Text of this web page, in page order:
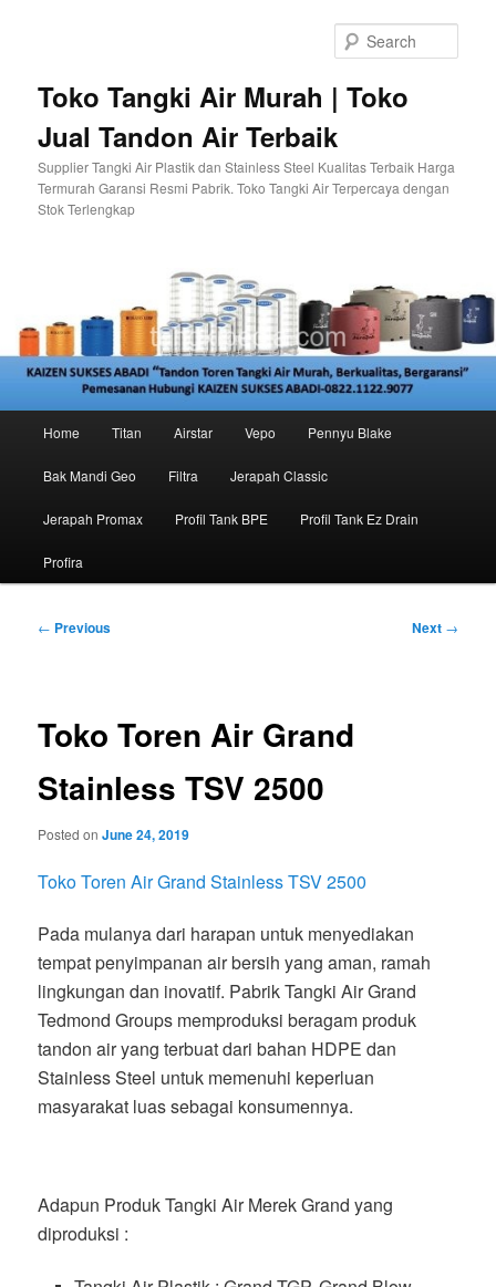
Toko Tangki Air Murah | Toko
Jual Tandon Air Terbaik
Supplier Tangki Air Plastik dan Stainless Steel Kualitas Terbaik Harga
Termurah Garansi Resmi Pabrik. Toko Tangki Air Terpercaya dengan
Stok Terlengkap
Home Titan Airstar Vepo Pennyu Blake
Bak Mandi Geo Filtra Jerapah Classic
Jerapah Promax Profil Tank BPE Profil Tank Ez Drain
Profira
Post
← Previous Next →
Toko Toren Air Grand
Stainless TSV 2500
Posted onJune 24, 2019
Toko Toren Air Grand Stainless TSV 2500
Pada mulanya dari harapan untuk menyediakan
tempat penyimpanan air bersih yang aman, ramah
lingkungan dan inovatif. Pabrik Tangki Air Grand
Tedmond Groups memproduksi beragam produk
tandon air yang terbuat dari bahan HDPE dan
Stainless Steel untuk memenuhi keperluan
masyarakat luas sebagai konsumennya.
Adapun Produk Tangki Air Merek Grand yang
diproduksi :